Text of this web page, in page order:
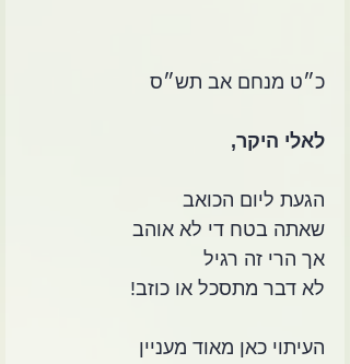
כ״ט מנחם אב תש״ס
לאלי היקר,
הגעת ליום הכואב
שאתה בטח די לא אוהב
אך הרי זה רגיל
לא דבר מתסכל או כוזב!
העיתוי כאן מאוד מעניין